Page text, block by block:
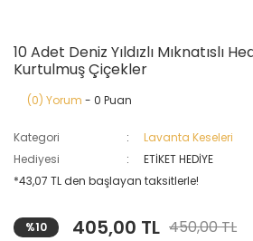
10 Adet Deniz Yıldızlı Mıknatıslı
Kurtulmuş Çiçekler
(0) Yorum - 0 Puan
Kategori
Lavanta Keseleri
Hediyesi
ETİKET HEDİYE
*43,07 TL den başlayan taksitlerle!
%10 405,00 TL 450,00 TL